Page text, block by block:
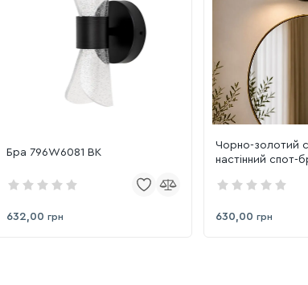
Бра 796W6081 BK
632,00 грн
Чорно-золотий
настінний спот-
630,00 грн